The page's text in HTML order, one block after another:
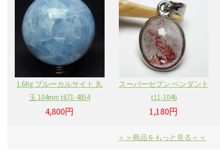
1.6Kg ブルーカルサイト 丸
玉 104mm t671-4854
4,800円
スーパーセブン ペンダント
t11-1046
1,180円
＞＞商品をもっと見る＜＜